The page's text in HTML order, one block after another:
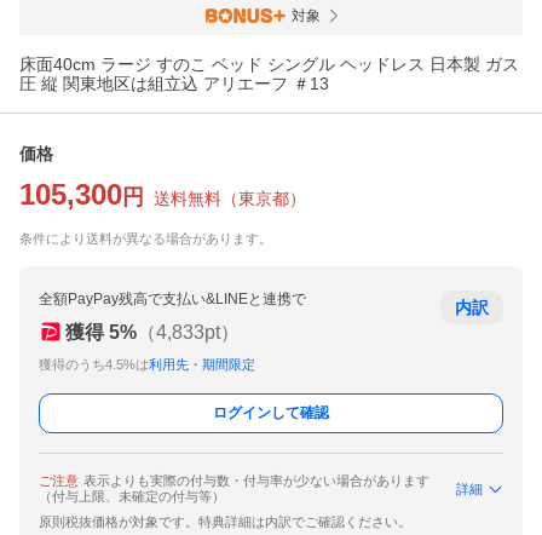
対象
床面40cm ラージ すのこ ベッド シングル ヘッドレス 日本製 ガス
圧 縦 関東地区は組立込 アリエーフ ＃13
価格
105,300 円 送料無料 （東京都）
条件により送料が異なる場合があります。
全額PayPay残高で支払い&LINEと連携で
獲得 5% （4,833pt）
獲得のうち4.5%は利用先・期間限定
内訳
ログインして確認
ご注意 表示よりも実際の付与数・付与率が少ない場合があります
（付与上限、未確定の付与等）
詳細
原則税抜価格が対象です。特典詳細は内訳でご確認ください。